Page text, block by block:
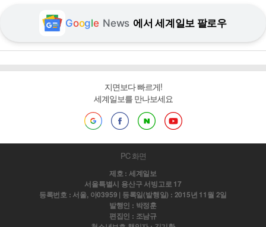
Google News 에서 세계일보 팔로우
지면보다 빠르게!
세계일보를 만나보세요
PC 화면
제호 : 세계일보
서울특별시 용산구 서빙고로 17
등록번호 : 서울, 아03959 | 등록일(발행일) : 2015년 11월 2일
발행인 : 박정훈
편집인 : 조남규